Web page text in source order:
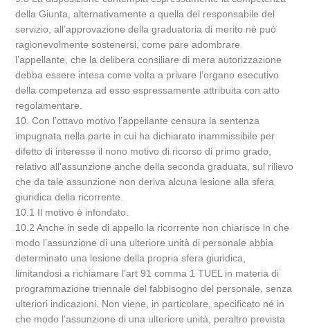
della Giunta, alternativamente a quella del responsabile del
servizio, all’approvazione della graduatoria di merito nè può
ragionevolmente sostenersi, come pare adombrare
l’appellante, che la delibera consiliare di mera autorizzazione
debba essere intesa come volta a privare l’organo esecutivo
della competenza ad esso espressamente attribuita con atto
regolamentare.
10. Con l’ottavo motivo l’appellante censura la sentenza
impugnata nella parte in cui ha dichiarato inammissibile per
difetto di interesse il nono motivo di ricorso di primo grado,
relativo all’assunzione anche della seconda graduata, sul rilievo
che da tale assunzione non deriva alcuna lesione alla sfera
giuridica della ricorrente.
10.1 Il motivo è infondato.
10.2 Anche in sede di appello la ricorrente non chiarisce in che
modo l’assunzione di una ulteriore unità di personale abbia
determinato una lesione della propria sfera giuridica,
limitandosi a richiamare l’art 91 comma 1 TUEL in materia di
programmazione triennale del fabbisogno del personale, senza
ulteriori indicazioni. Non viene, in particolare, specificato né in
che modo l’assunzione di una ulteriore unità, peraltro prevista